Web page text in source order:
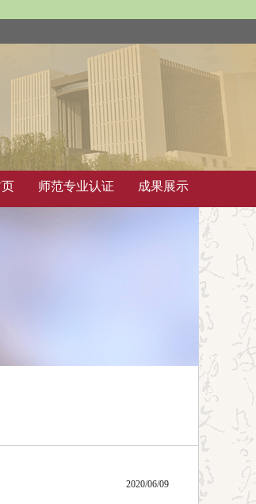
师范专业认证 成果展示
2020/06/09